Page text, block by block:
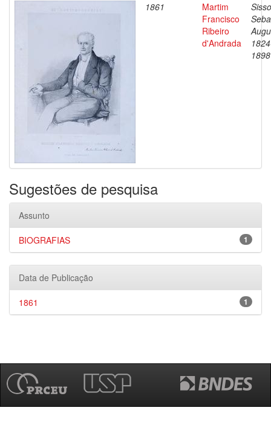
1861
Martim
Francisco
Ribeiro
d'Andrada
1898
Sugestões de pesquisa
Assunto
1
BIOGRAFIAS
Data de Publicação
1
1861